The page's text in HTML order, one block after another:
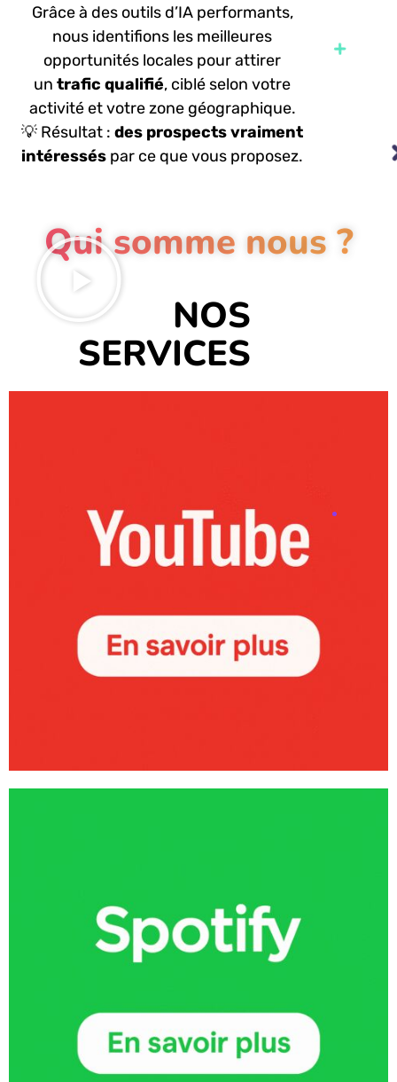
Grâce à des outils d’IA performants,
nous identifions les meilleures
opportunités locales pour attirer
untrafic qualifié, ciblé selon votre
activité et votre zone géographique.
💡 Résultat :des prospects vraiment
intéressés par ce que vous proposez.
Qui somme nous ?
NOS
SERVICES